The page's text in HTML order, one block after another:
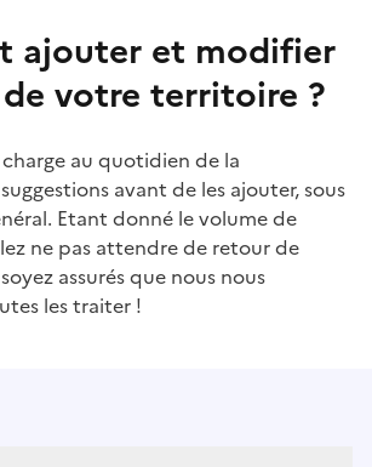
ajouter et modifier
votre territoire ?
au quotidien de la
avant de les ajouter, sous
Etant donné le volume de
ne pas attendre de retour de
assurés que nous nous
les traiter !